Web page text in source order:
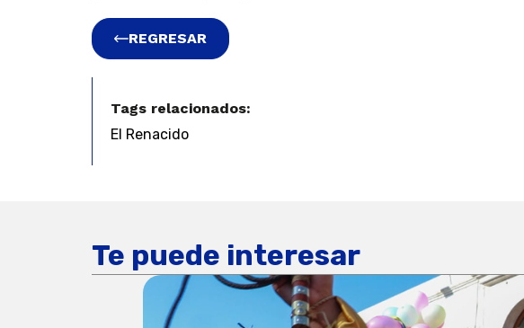
REGRESAR
Tags relacionados:
El Renacido
Te puede interesar